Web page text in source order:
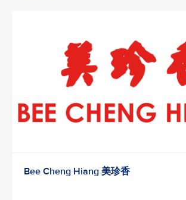
Bee Cheng Hiang 美珍香